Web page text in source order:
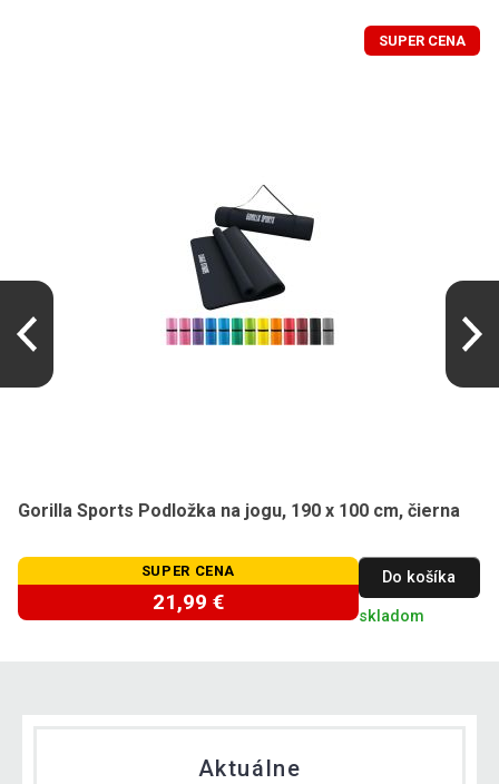
SUPER CENA
Gorilla Sports Podložka na jogu, 190 x 100 cm, čierna
SUPER CENA
21,99 €
Do košíka
skladom
Aktuálne